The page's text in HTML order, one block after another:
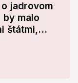
o jadrovom
by malo
štátmi,